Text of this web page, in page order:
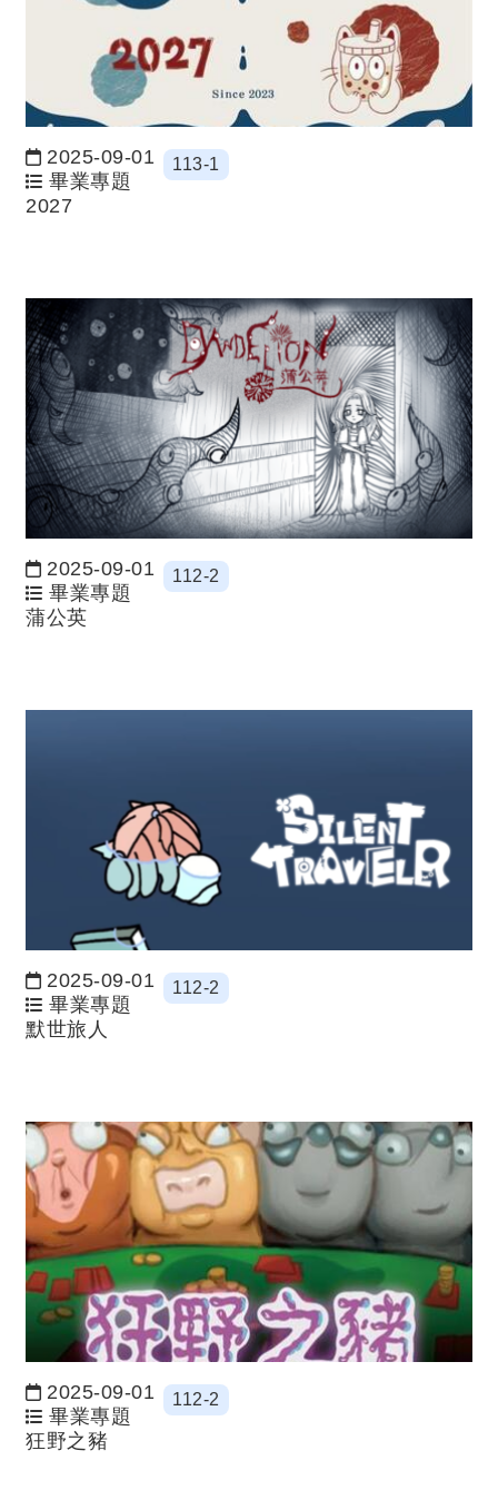
日期：
2025-09-01
畢業專題
113-1
2027
日期：
2025-09-01
畢業專題
112-2
蒲公英
日期：
2025-09-01
畢業專題
112-2
默世旅人
日期：
2025-09-01
畢業專題
112-2
狂野之豬